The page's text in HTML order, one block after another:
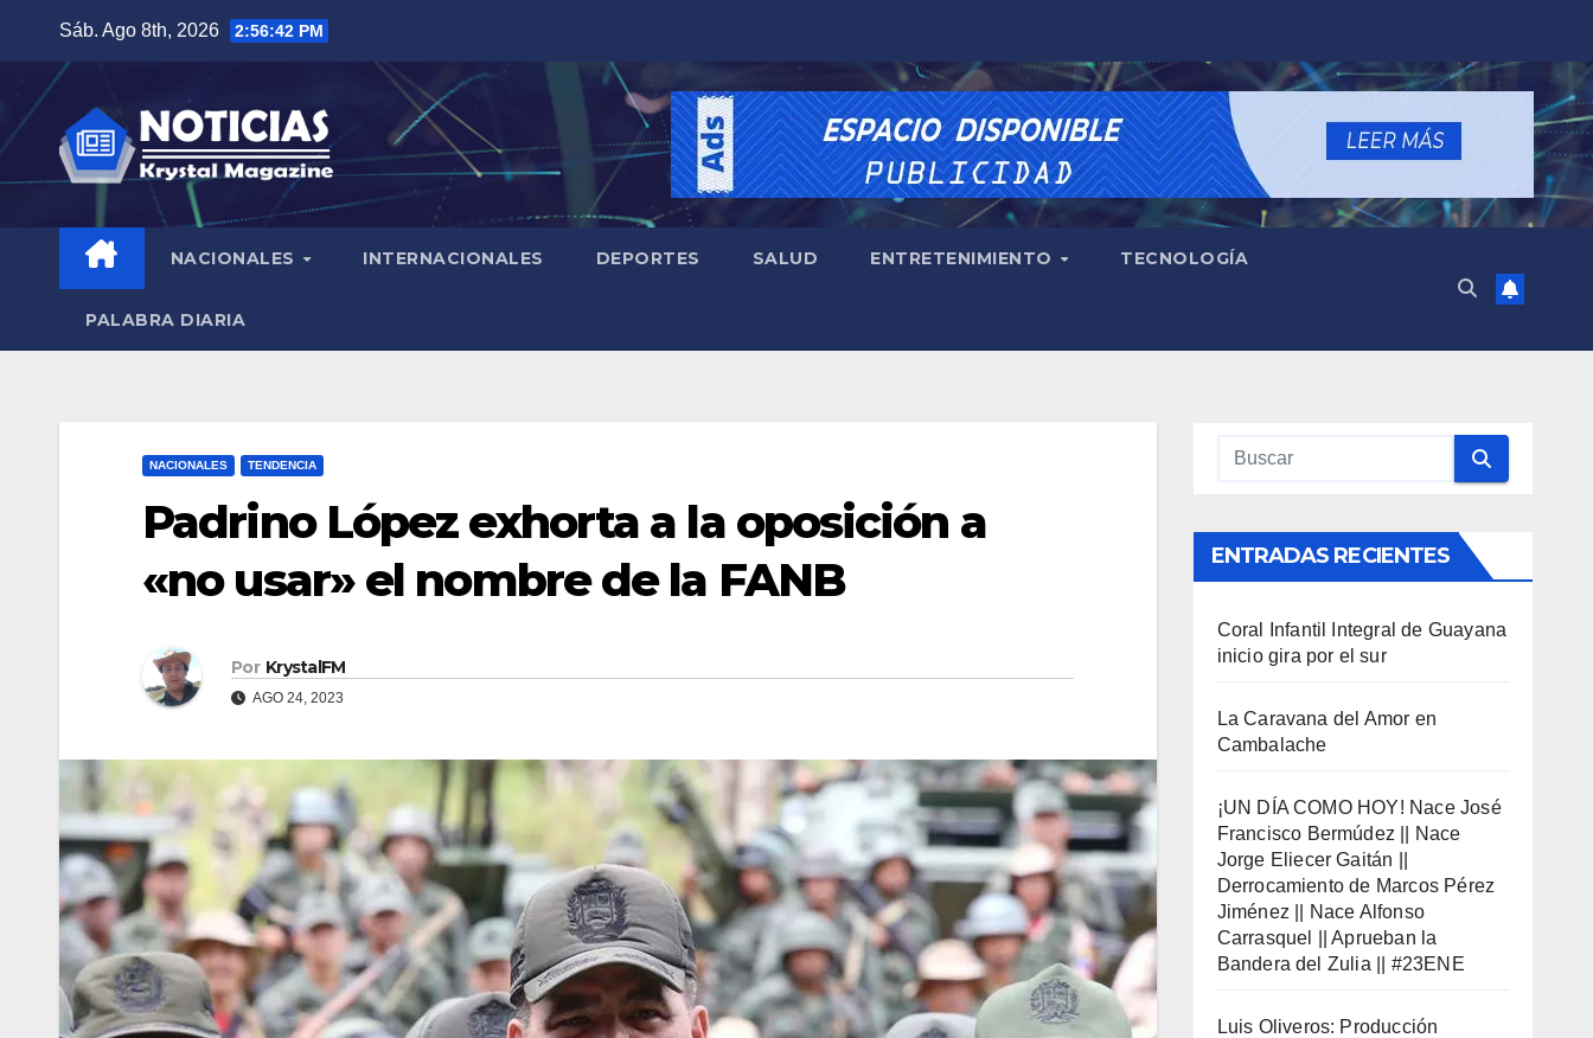
contenido
Sáb. Ago 8th, 2026 2:56:43 PM
NACIONALES INTERNACIONALES DEPORTES SALUD ENTRETENIMIENTO TECNOLOGÍA
PALABRA DIARIA
NACIONALES TENDENCIA
Padrino López exhorta a la oposición a
«no usar» el nombre de la FANB
Por KrystalFM
AGO 24, 2023
ENTRADAS RECIENTES
Coral Infantil Integral de Guayana
inicio gira por el sur
La Caravana del Amor en
Cambalache
¡UN DÍA COMO HOY! Nace José
Francisco Bermúdez || Nace
Jorge Eliecer Gaitán ||
Derrocamiento de Marcos Pérez
Jiménez || Nace Alfonso
Carrasquel || Aprueban la
Bandera del Zulia || #23ENE
Luis Oliveros: Producción